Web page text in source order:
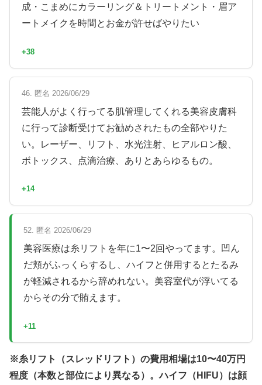
成・こまめにカラーリング＆トリートメント・眉ア
ートメイクを時間とお金が許せばやりたい
+38
46. 匿名 2026/06/29
芸能人がよく行ってる肌管理してくれる美容皮膚科
に行って診断受けてお勧めされたもの全部やりた
い。レーザー、リフト、水光注射、ヒアルロン酸、
ボトックス、点滴治療、ありとあらゆるもの。
+14
52. 匿名 2026/06/29
美容医療は糸リフトを年に1〜2回やってます。凹ん
だ頬がふっくらするし、ハイフと併用するとたるみ
が軽減されるから辞めれない。美容室代が浮いてる
からその分で賄えます。
+11
※糸リフト（スレッドリフト）の費用相場は10〜40万円
程度（本数と部位により異なる）。ハイフ（HIFU）は顔